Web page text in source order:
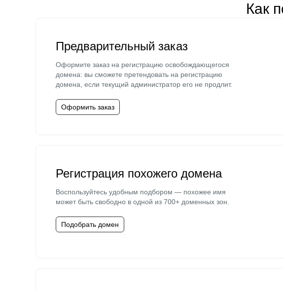
Как
Предварительный заказ
Оформите заказ на регистрацию освобождающегося
домена: вы сможете претендовать на регистрацию
домена, если текущий администратор его не продлит.
Оформить заказ
Регистрация похожего домена
Воспользуйтесь удобным подбором — похожее имя
может быть свободно в одной из 700+ доменных зон.
Подобрать домен